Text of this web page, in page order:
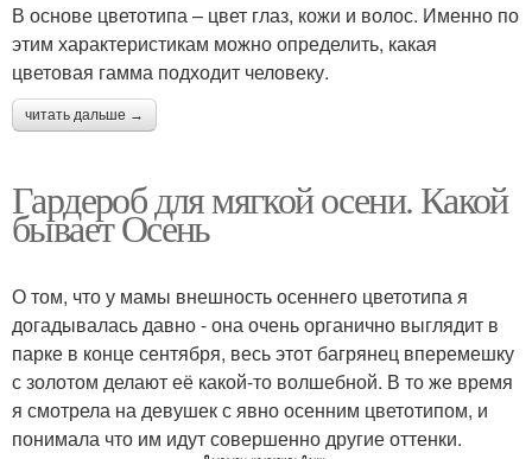
В основе цветотипа – цвет глаз, кожи и волос. Именно по
этим характеристикам можно определить, какая
цветовая гамма подходит человеку.
читать дальше →
Гардероб для мягкой осени. Какой
бывает Осень
О том, что у мамы внешность осеннего цветотипа я
догадывалась давно - она очень органично выглядит в
парке в конце сентября, весь этот багрянец вперемешку
с золотом делают её какой-то волшебной. В то же время
я смотрела на девушек с явно осенним цветотипом, и
понимала что им идут совершенно другие оттенки.